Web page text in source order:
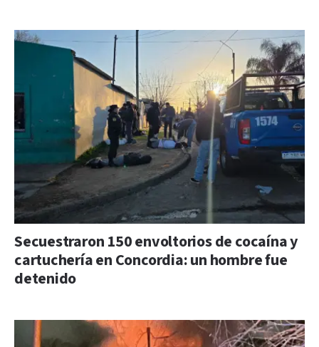
Secuestraron 150 envoltorios de cocaína y
cartuchería en Concordia: un hombre fue
detenido